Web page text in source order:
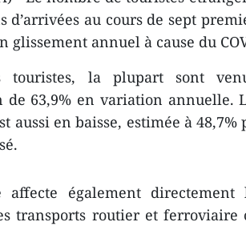
d’arrivées au cours de sept
glissement annuel à cause du
touristes, la plupart sont
63,9% en variation annuelle.
aussi en baisse, estimée à
affecte également
transports routier et